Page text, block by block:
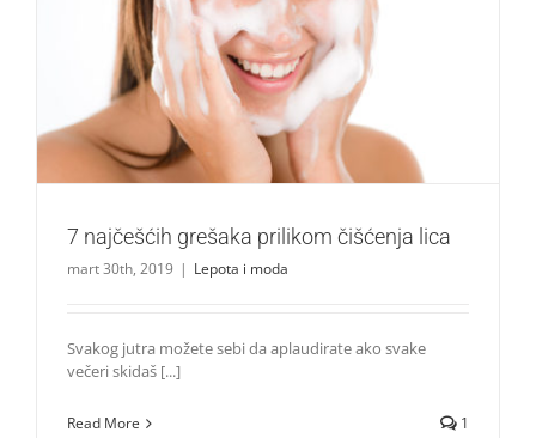
7 najčešćih grešaka prilikom čišćenja lica
Lepota i moda
7 najčešćih grešaka prilikom čišćenja lica
mart 30th, 2019 | Lepota i moda
Svakog jutra možete sebi da aplaudirate ako svake
večeri skidaš [...]
Read More 1